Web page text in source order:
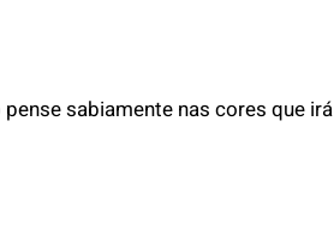
sabiamente nas cores que irá